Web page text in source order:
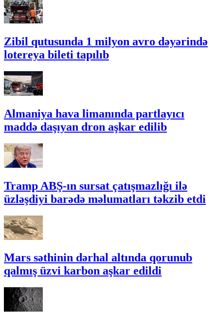
Zibil qutusunda 1 milyon avro dəyərində
lotereya bileti tapılıb
Almaniya hava limanında partlayıcı
maddə daşıyan dron aşkar edilib
Tramp ABŞ-ın sursat çatışmazlığı ilə
üzləşdiyi barədə məlumatları təkzib etdi
Mars səthinin dərhal altında qorunub
qalmış üzvi karbon aşkar edildi